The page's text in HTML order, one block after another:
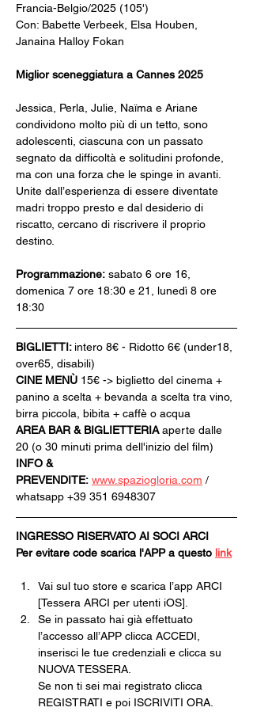
Francia-Belgio/2025 (105')
Con: Babette Verbeek, Elsa Houben,
Janaina Halloy Fokan
Miglior sceneggiatura a Cannes 2025
Jessica, Perla, Julie, Naïma e Ariane
condividono molto più di un tetto, sono
adolescenti, ciascuna con un passato
segnato da difficoltà e solitudini profonde,
ma con una forza che le spinge in avanti.
Unite dall’esperienza di essere diventate
madri troppo presto e dal desiderio di
riscatto, cercano di riscrivere il proprio
destino.
Programmazione: sabato 6 ore 16,
domenica 7 ore 18:30 e 21, lunedì 8 ore
18:30
BIGLIETTI: intero 8€ - Ridotto 6€ (under18,
over65, disabili)
CINE MENÙ 15€ -> biglietto del cinema +
panino a scelta + bevanda a scelta tra vino,
birra piccola, bibita + caffè o acqua
AREA BAR & BIGLIETTERIA aperte dalle
20 (o 30 minuti prima dell'inizio del film)
INFO &
PREVENDITE: www.spaziogloria.com /
whatsapp +39 351 6948307
INGRESSO RISERVATO AI SOCI ARCI
Per evitare code scarica l'APP a questo link
Vai sul tuo store e scarica l’app ARCI
[Tessera ARCI per utenti iOS].
Se in passato hai già effettuato
l’accesso all’APP clicca ACCEDI,
inserisci le tue credenziali e clicca su
NUOVA TESSERA.
Se non ti sei mai registrato clicca
REGISTRATI e poi ISCRIVITI ORA.